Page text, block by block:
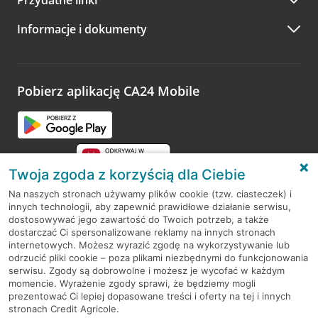
A po wizycie…
Zachęcamy do podzielenia się z nami opinią o wizycie.
opinie.
Informacje i dokumenty
Pobierz aplikację CA24 Mobile
RODO
Regulamin serwisu
Mapa serwisu
PolitykaCookies
Twoja zgoda z korzyścią dla Ciebie
Na naszych stronach używamy plików cookie (tzw. ciasteczek) i
innych technologii, aby zapewnić prawidłowe działanie serwisu,
dostosowywać jego zawartość do Twoich potrzeb, a także
dostarczać Ci spersonalizowane reklamy na innych stronach
internetowych. Możesz wyrazić zgodę na wykorzystywanie lub
odrzucić pliki cookie – poza plikami niezbędnymi do funkcjonowania
serwisu. Zgody są dobrowolne i możesz je wycofać w każdym
momencie. Wyrażenie zgody sprawi, że będziemy mogli
prezentować Ci lepiej dopasowane treści i oferty na tej i innych
stronach Credit Agricole.